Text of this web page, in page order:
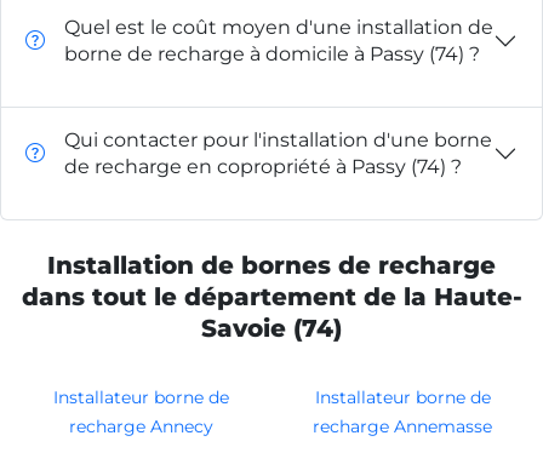
Quel est le coût moyen d'une installation de
borne de recharge à domicile à Passy (74) ?
Qui contacter pour l'installation d'une borne
de recharge en copropriété à Passy (74) ?
Installation de bornes de recharge
dans tout le département de la Haute-
Savoie (74)
Installateur borne de
recharge Annecy
Installateur borne de
recharge Annemasse